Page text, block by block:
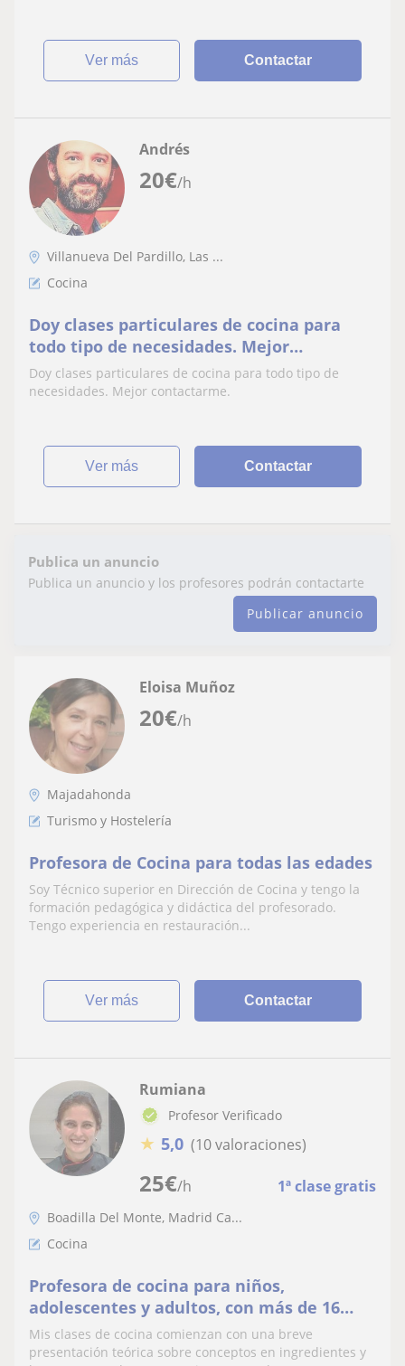
ver más Contactar
20€/h
Andrés
Villanueva Del Pardillo, Las ...
Cocina
Doy clases particulares de cocina para
todo tipo de necesidades. Mejor
contactarme
Doy clases particulares de cocina para todo tipo de
necesidades. Mejor contactarme.
ver más Contactar
Publica un anuncio
Publica un anuncio y los profesores podrán contactarte
Publicar anuncio
20€/h
Eloisa Muñoz
Majadahonda
Turismo y Hostelería
Profesora de Cocina para todas las edades
Soy Técnico superior en Dirección de Cocina y tengo la
formación pedagógica y didáctica del profesorado.
Tengo experiencia en restauración...
ver más Contactar
25€/h 1ª clase gratis
Rumiana
Profesor Verificado
★ 5,0 (10 valoraciones)
Boadilla Del Monte, Madrid Ca...
Cocina
Profesora de cocina para niños,
adolescentes y adultos, con más de 16
años de experiencia
Mis clases de cocina comienzan con una breve
presentación teórica sobre conceptos en ingredientes y